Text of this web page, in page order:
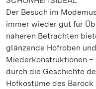
Der Besuch im
immer wieder gut für
näheren Betrachten
glänzende Hofroben
Miederkonstruktionen –
durch die Geschichte
Hofkostüme des